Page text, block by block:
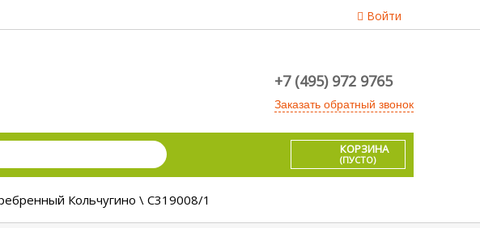
Войти
+7 (495) 972 9765
Заказать обратный звонок
КОРЗИНА
(ПУСТО)
Кольчугино \ С319008/1